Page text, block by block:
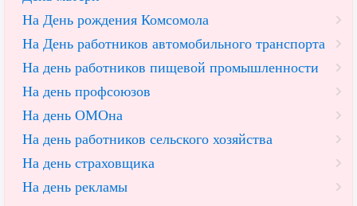
На День рождения Комсомола
На День работников автомобильного транспорта
На день работников пищевой промышленности
На день профсоюзов
На день ОМОна
На день работников сельского хозяйства
На день страховщика
На день рекламы